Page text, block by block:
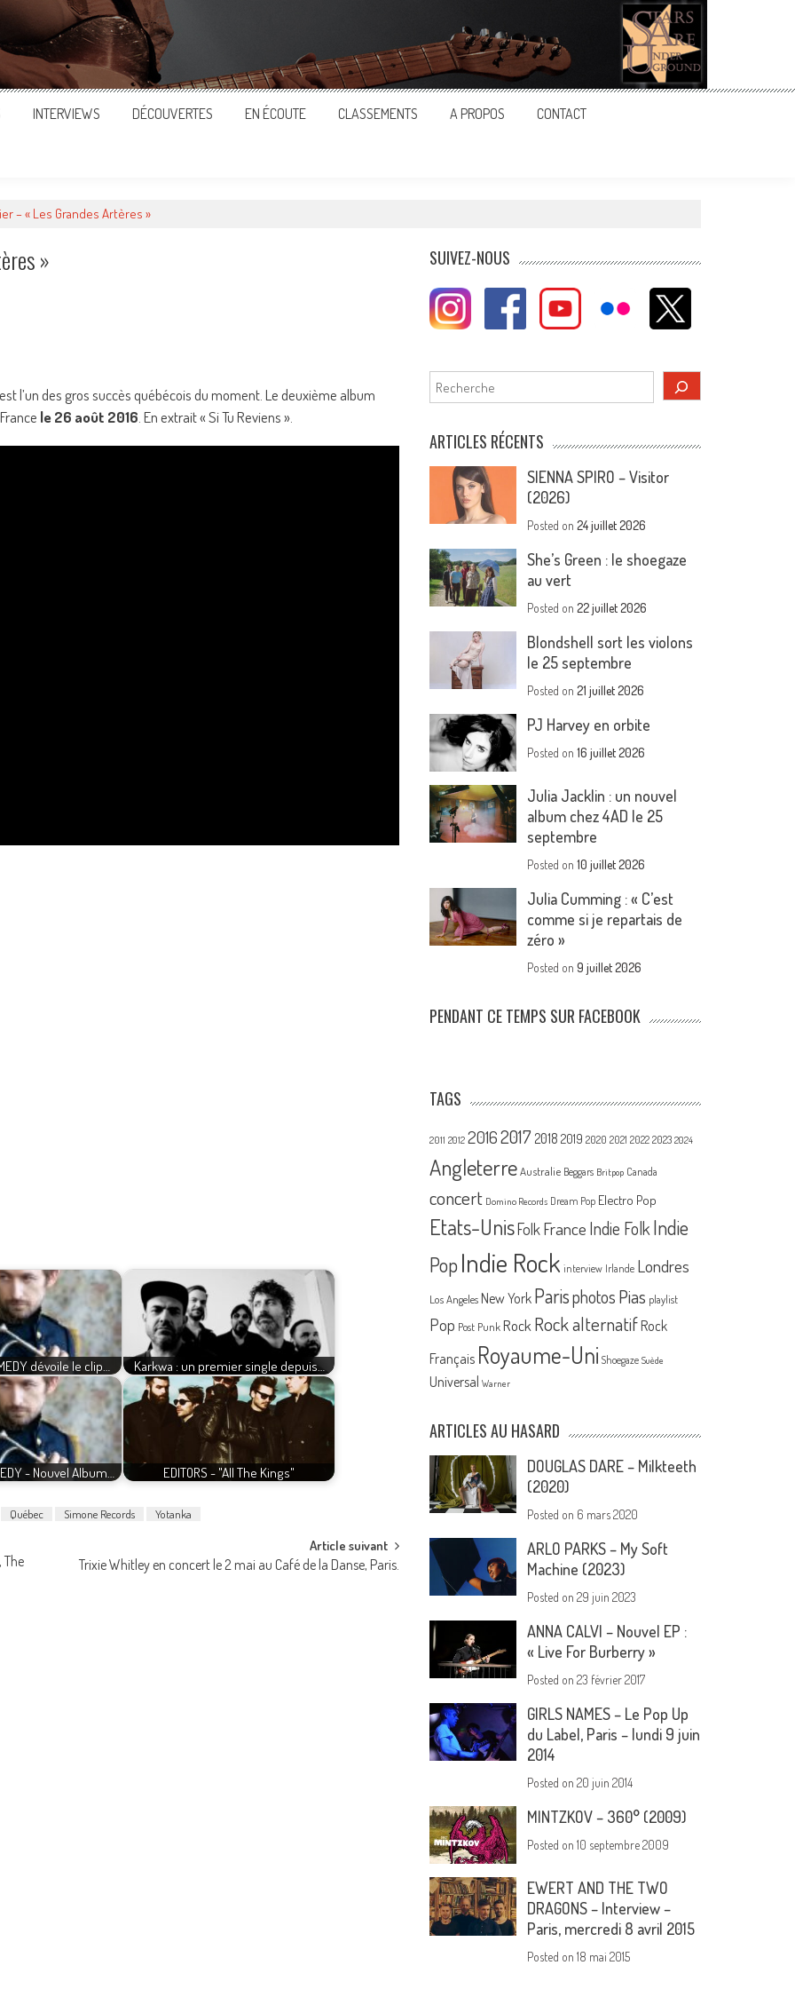
INTERVIEWS DÉCOUVERTES EN ÉCOUTE CLASSEMENTS A PROPOS CONTACT
– « Les Grandes Artères »
»
est l’un des gros succès québécois du moment. Le deuxième album
le 26 août 2016 . En extrait « Si Tu Reviens ».
dévoile le clip… Karkwa : un premier single depuis…
- Nouvel Album… EDITORS - "All The Kings"
Québec Simone Records Yotanka
The
Article suivant
Trixie Whitley en concert le 2 mai au Café de la Danse, Paris.
SUIVEZ-NOUS
Rechercher
ARTICLES RÉCENTS
SIENNA SPIRO – Visitor
(2026)
Posted on24 juillet 2026
She’s Green : le shoegaze
au vert
Posted on22 juillet 2026
Blondshell sort les violons
le 25 septembre
Posted on21 juillet 2026
PJ Harvey en orbite
Posted on16 juillet 2026
Julia Jacklin : un nouvel
album chez 4AD le 25
septembre
Posted on10 juillet 2026
Julia Cumming : « C’est
comme si je repartais de
zéro »
Posted on9 juillet 2026
PENDANT CE TEMPS SUR FACEBOOK
TAGS
2011 2012 20162017 2018 2019 2020 2021 2022 2023 2024
Angleterre Australie Beggars Britpop Canada
concert Domino Records Dream Pop Electro Pop
Etats-UnisFolk France Indie FolkIndie
PopIndie Rock interview Irlande Londres
Los Angeles New York Parisphotos Pias playlist
Pop Post Punk Rock Rock alternatif Rock
Français Royaume-Uni Shoegaze Suède
Universal Warner
ARTICLES AU HASARD
DOUGLAS DARE – Milkteeth
(2020)
Posted on 6 mars 2020
ARLO PARKS – My Soft
Machine (2023)
Posted on29 juin 2023
ANNA CALVI – Nouvel EP :
« Live For Burberry »
Posted on23 février 2017
GIRLS NAMES – Le Pop Up
du Label, Paris – lundi 9 juin
2014
Posted on20 juin 2014
MINTZKOV – 360° (2009)
Posted on10 septembre 2009
EWERT AND THE TWO
DRAGONS – Interview –
Paris, mercredi 8 avril 2015
Posted on18 mai 2015